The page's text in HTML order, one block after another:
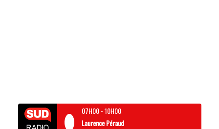
07H00-10H00
Laurence Péraud